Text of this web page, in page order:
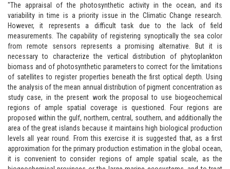
"The appraisal of the photosynthetic activity in the ocean, and its
variability in time is a priority issue in the Climatic Change research.
However, it represents a difficult task due to the lack of field
measurements. The capability of registering synoptically the sea color
from remote sensors represents a promising alternative. But it is
necessary to characterize the vertical distribution of phytoplankton
biomass and of photosynthetic parameters to correct for the limitations
of satellites to register properties beneath the first optical depth. Using
the analysis of the mean annual distribution of pigment concentration as
study case, in the present work the proposal to use biogeochemical
regions of ample spatial coverage is questioned. Four regions are
proposed within the gulf, northern, central, southern, and additionally the
area of the great islands because it maintains high biological production
levels all year round. From this exercise it is suggested that, as a first
approximation for the primary production estimation in the global ocean,
it is convenient to consider regions of ample spatial scale, as the